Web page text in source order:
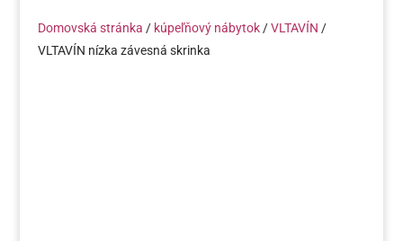
Domovská stránka / kúpeľňový nábytok /VLTAVÍN /
VLTAVÍN nízka závesná skrinka